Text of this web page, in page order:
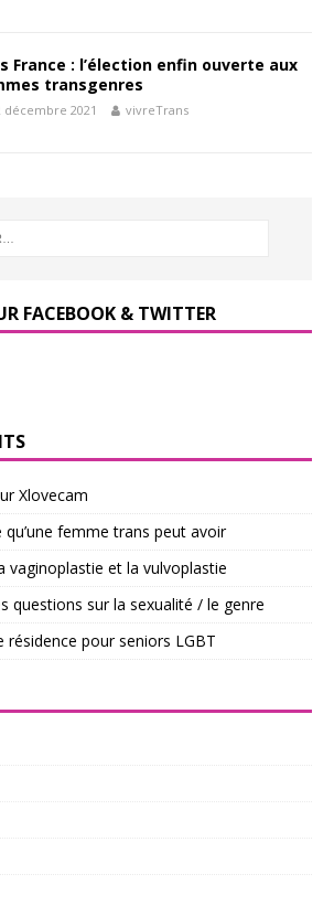
France : l’élection enfin ouverte aux
transgenres
décembre 2021 vivreTrans
FACEBOOK & TWITTER
Xlovecam
qu’une femme trans peut avoir
vaginoplastie et la vulvoplastie
questions sur la sexualité / le genre
résidence pour seniors LGBT